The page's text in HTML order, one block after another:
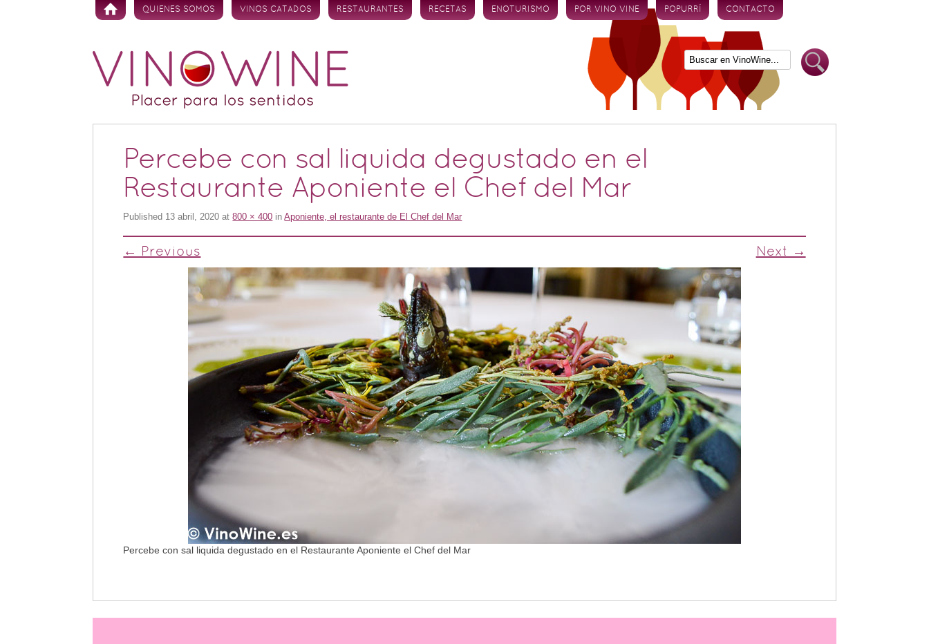
Skip to content
QUIENES SOMOS VINOS CATADOS RESTAURANTES RECETAS ENOTURISMO POR VINO VINE POPURRÍ CONTACTO
Percebe con sal liquida degustado en el
Restaurante Aponiente el Chef del Mar
Published 13 abril, 2020 at800 × 400 inAponiente, el restaurante de El Chef del Mar
← Previous Next →
Percebe con sal liquida degustado en el Restaurante Aponiente el Chef del Mar